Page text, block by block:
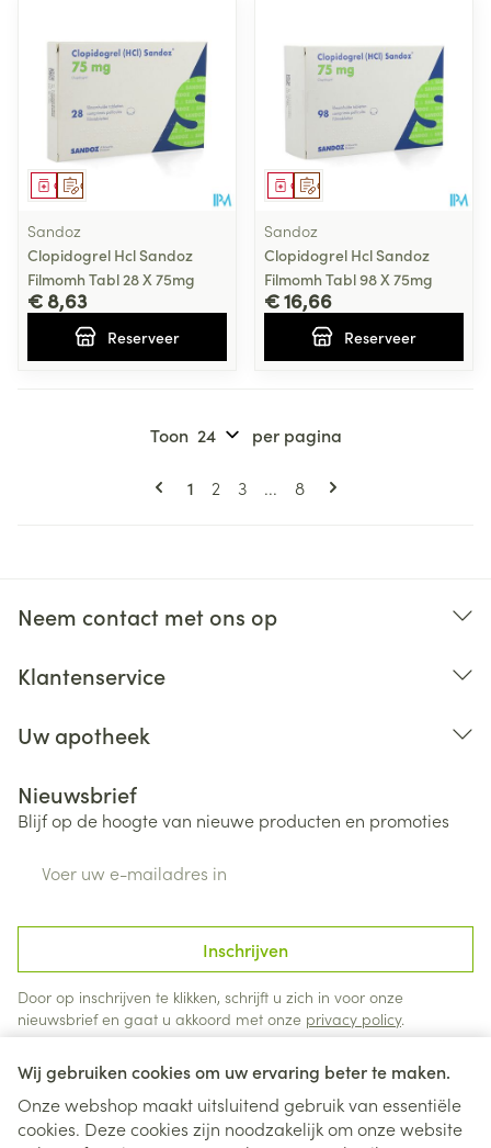
Wij gebruiken cookies om uw ervaring beter te maken.
Onze webshop maakt uitsluitend gebruik van essentiële
cookies. Deze cookies zijn noodzakelijk om onze website
Op voorschrift
Geneesmiddel
Sandoz
Clopidogrel Hcl Sandoz
Filmomh Tabl 28 X 75mg
€ 8,63
Reserveer
Op voorschrift
Geneesmiddel
Sandoz
Clopidogrel Hcl Sandoz
Filmomh Tabl 98 X 75mg
€ 16,66
Reserveer
Pagina's
U lees momenteel pagina
1 Pagina
2 Pagina
3 ... Pagina
8
Toon per pagina
Neem contact met ons op
Klantenservice
Uw apotheek
Nieuwsbrief
Blijf op de hoogte van nieuwe producten en promoties
Inschrijven
Door op inschrijven te klikken, schrijft u zich in voor onze
nieuwsbrief en gaat u akkoord met onze privacy policy.